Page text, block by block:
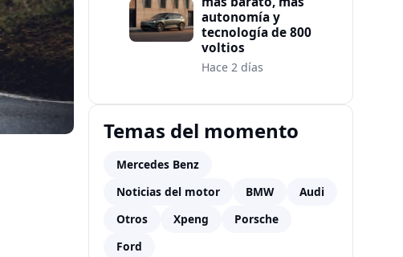
autonomía y
tecnología de 800
voltios
Hace 2 días
Temas del momento
Mercedes Benz
Noticias del motor
BMW
Audi
Otros
Xpeng
Porsche
Ford